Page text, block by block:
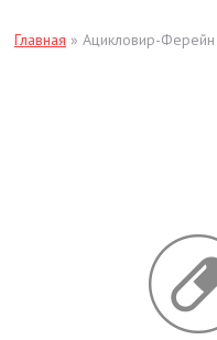
Главная » Ацикловир-Ферейн